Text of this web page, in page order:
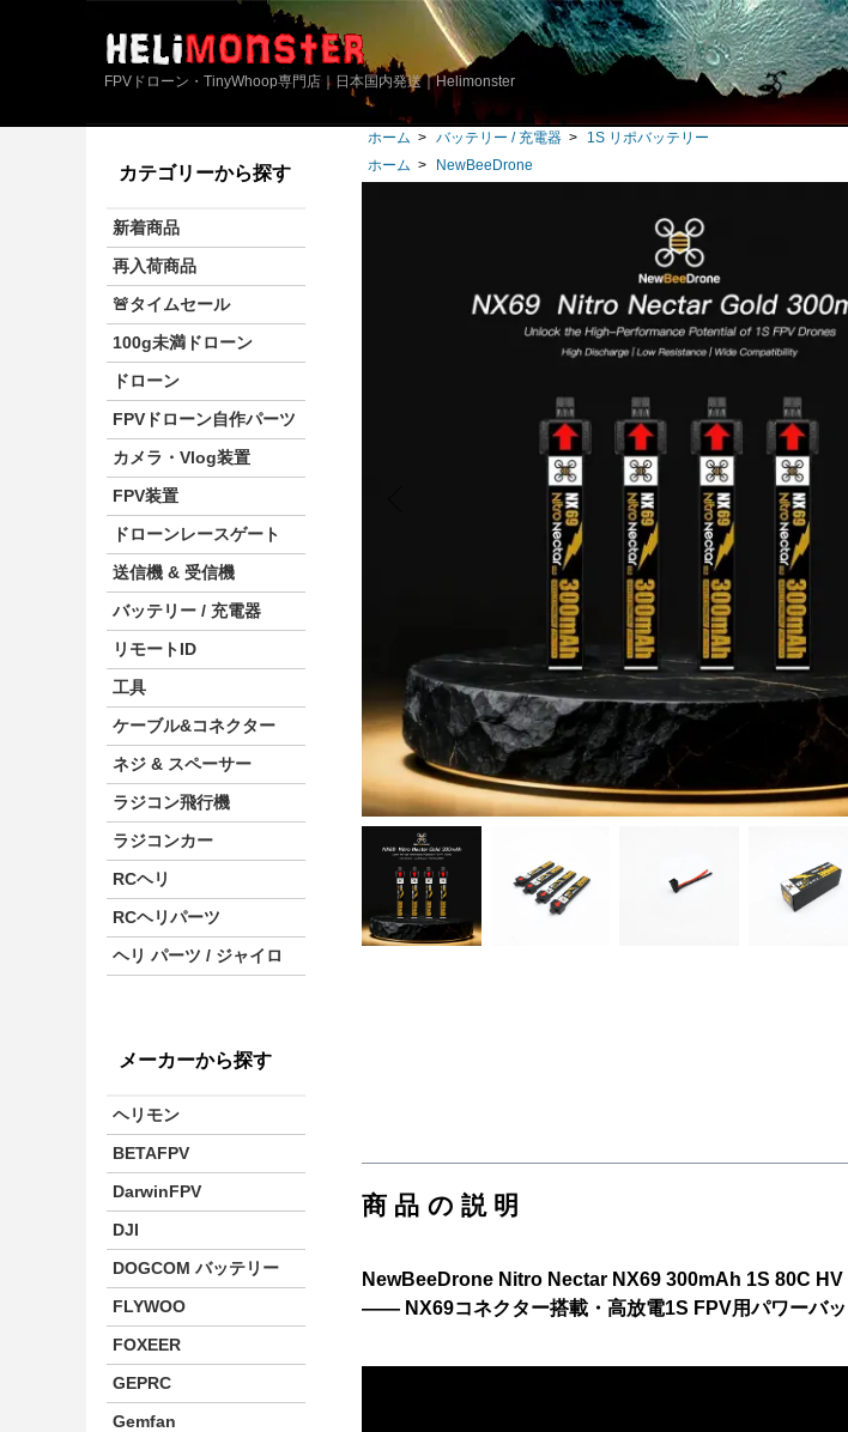
FPVドローン・TinyWhoop専門店｜日本国内発送｜Helimonster
ホーム > バッテリー / 充電器 >
1S リポバッテリー
ホーム > NewBeeDrone
商品の説明
NewBeeDrone Nitro Nectar NX69 300mAh 1S 80C
―― NX69コネクター搭載・高放電1S FPV用パワーバ
カテゴリーから探す
新着商品
再入荷商品
🚨タイムセール
100g未満ドローン
ドローン
FPVドローン自作パーツ
カメラ・Vlog装置
FPV装置
ドローンレースゲート
送信機 & 受信機
バッテリー / 充電器
リモートID
工具
ケーブル&コネクター
ネジ & スペーサー
ラジコン飛行機
ラジコンカー
RCヘリ
RCヘリパーツ
ヘリ パーツ / ジャイロ
メーカーから探す
ヘリモン
BETAFPV
DarwinFPV
DJI
DOGCOM バッテリー
FLYWOO
FOXEER
GEPRC
Gemfan